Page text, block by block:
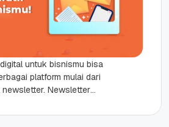
untuk bisnismu bisa
platform mulai dari
Newsletter